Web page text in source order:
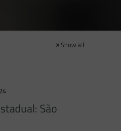
Show all
São